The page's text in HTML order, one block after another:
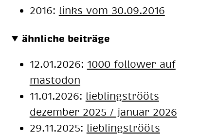
2016: links vom 30.09.2016
ähnliche beiträge
12.01.2026: 1000 follower auf
mastodon
11.01.2026: lieblingströöts
dezember 2025 / januar 2026
29.11.2025: lieblingströöts